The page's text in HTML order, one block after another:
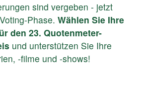
sind vergeben - jetzt
Phase. Wählen Sie Ihre
den 23. Quotenmeter-
und unterstützen Sie Ihre
-filme und -shows!